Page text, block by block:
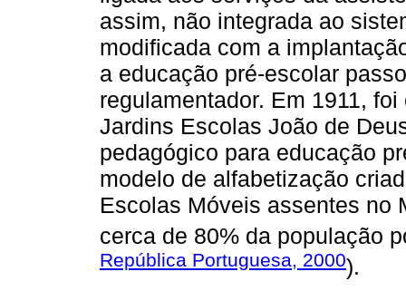
assim, não integrada ao
modificada com a
a educação pré-escolar
regulamentador. Em 1911,
Jardins Escolas João de
pedagógico para educação
modelo de alfabetização
Escolas Móveis assentes no
cerca de 80% da população
República Portuguesa, 2000).